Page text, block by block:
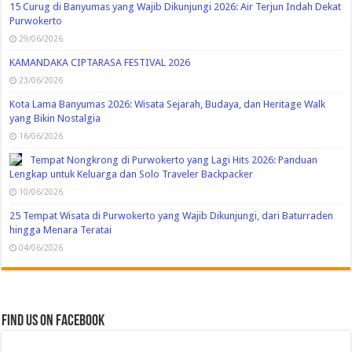
15 Curug di Banyumas yang Wajib Dikunjungi 2026: Air Terjun Indah Dekat
Purwokerto
29/06/2026
KAMANDAKA CIPTARASA FESTIVAL 2026
23/06/2026
Kota Lama Banyumas 2026: Wisata Sejarah, Budaya, dan Heritage Walk
yang Bikin Nostalgia
16/06/2026
Tempat Nongkrong di Purwokerto yang Lagi Hits 2026: Panduan
Lengkap untuk Keluarga dan Solo Traveler Backpacker
10/06/2026
25 Tempat Wisata di Purwokerto yang Wajib Dikunjungi, dari Baturraden
hingga Menara Teratai
04/06/2026
Find us on Facebook